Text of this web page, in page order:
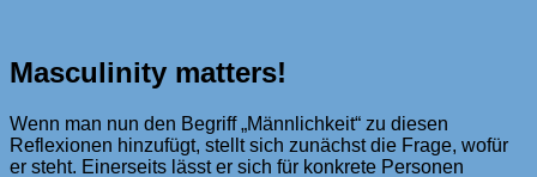
Masculinity matters!
Wenn man nun den Begriff „Männlichkeit“ zu diesen
Reflexionen hinzufügt, stellt sich zunächst die Frage, wofür
er steht. Einerseits lässt er sich für konkrete Personen